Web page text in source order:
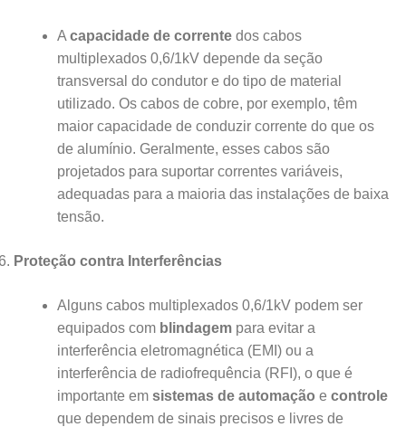
A capacidade de corrente dos cabos
multiplexados 0,6/1kV depende da seção
transversal do condutor e do tipo de material
utilizado. Os cabos de cobre, por exemplo, têm
maior capacidade de conduzir corrente do que os
de alumínio. Geralmente, esses cabos são
projetados para suportar correntes variáveis,
adequadas para a maioria das instalações de baixa
tensão.
Proteção contra Interferências
Alguns cabos multiplexados 0,6/1kV podem ser
equipados com blindagem para evitar a
interferência eletromagnética (EMI) ou a
interferência de radiofrequência (RFI), o que é
importante em sistemas de automação e controle
que dependem de sinais precisos e livres de